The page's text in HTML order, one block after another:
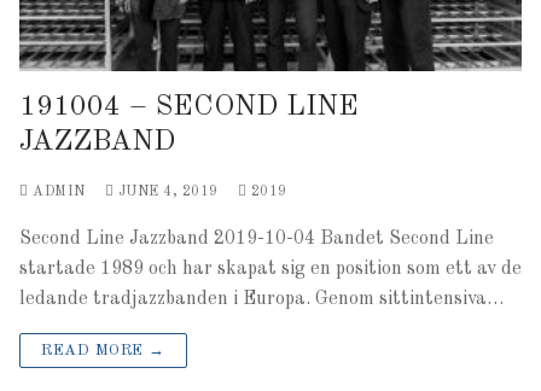
191004 – SECOND LINE
JAZZBAND
ADMIN JUNE 4, 2019 2019
Second Line Jazzband 2019-10-04 Bandet Second Line
startade 1989 och har skapat sig en position som ett av de
ledande tradjazzbanden i Europa. Genom sittintensiva…
READ MORE →